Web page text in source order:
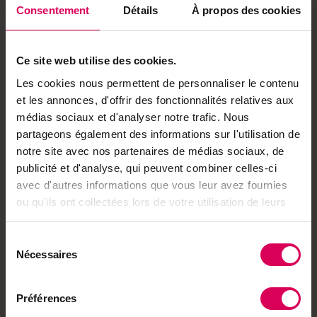
Consentement Détails À propos des cookies
Ce site web utilise des cookies.
Les cookies nous permettent de personnaliser le contenu
et les annonces, d'offrir des fonctionnalités relatives aux
médias sociaux et d'analyser notre trafic. Nous
partageons également des informations sur l'utilisation de
notre site avec nos partenaires de médias sociaux, de
publicité et d'analyse, qui peuvent combiner celles-ci
avec d'autres informations que vous leur avez fournies
ou qu'ils ont collectées lors de votre utilisation de leurs
services.
Nécessaires
Préférences
Les bonnes raisons de s'abonner
· Accès à l'ensemble de nos contenus en ligne
· Accès à des articles et des podcasts exclusifs
Accès à toutes nos éditions (e-paper)
· Accès à nos hors-séries et suppléments (e-
paper)
· Accès à des avantages réservés à nos
abonnés
Déjà abonné·e ? → Se connecter